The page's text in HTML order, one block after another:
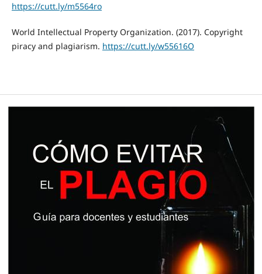
https://cutt.ly/m5564ro
World Intellectual Property Organization. (2017). Copyright
piracy and plagiarism. https://cutt.ly/w55616O